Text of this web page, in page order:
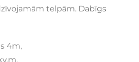
telpām. Dabīgs
4m,